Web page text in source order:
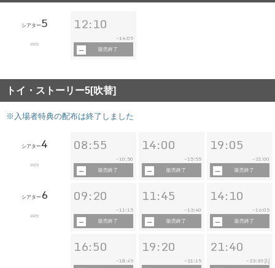
シアター5
102分
12:10
~14:05
販売終了
トイ・ストーリー5[吹替]
※入場者特典の配布は終了しました
シアター4
102分
08:55
~10:50
販売終了
14:00
~15:55
販売終了
19:05
~ 21:00
販売終了
シアター 6
102分
09:20
~11:15
販売終了
11:45
~13:40
販売終了
14:10
~16:05
販売終了
16:50
~18:45
19:20
~ 21:15
21:40
~ 23:35 [L]